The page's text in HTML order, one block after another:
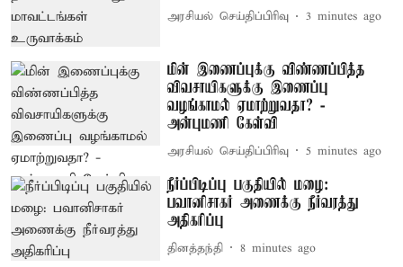
அரசியல் செய்திப்பிரிவு 3 minutes ago
மின் இணைப்புக்கு விண்ணப்பித்த
விவசாயிகளுக்கு இணைப்பு
வழங்காமல் ஏமாற்றுவதா? -
அன்புமணி கேள்வி
அரசியல் செய்திப்பிரிவு 5 minutes ago
நீர்ப்பிடிப்பு பகுதியில் மழை:
பவானிசாகர் அணைக்கு நீர்வரத்து
அதிகரிப்பு
தினத்தந்தி 8 minutes ago